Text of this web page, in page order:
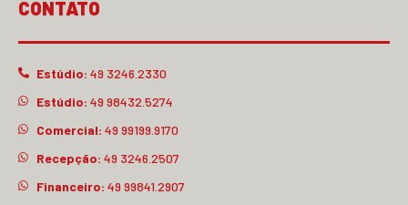
CONTATO
Estúdio: 49 3246.2330
Estúdio: 49 98432.5274
Comercial: 49 99199.9170
Recepção: 49 3246.2507
Financeiro: 49 99841.2907